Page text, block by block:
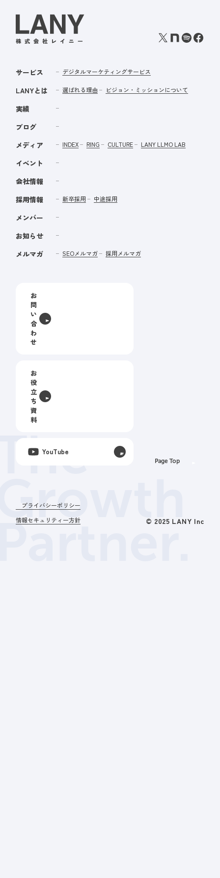
プライバシーポリシー
情報セキュリティー方針
© 2025 LANY Inc
サービス デジタルマーケティングサービス
LANYとは 選ばれる理由 ビジョン・ミッションについて
実績
ブログ
メディア
INDEX RING CULTURE LANY LLMO LAB
イベント
会社情報
採用情報
新卒採用 中途採用
メンバー
お知らせ
メルマガ
SEOメルマガ 採用メルマガ
お
問
い
合
わ
せ
お
役
立
ち
資
料
YouTube
Page Top